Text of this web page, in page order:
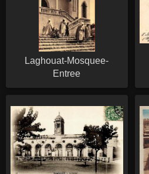
Laghouat-Mosquee-
Entree